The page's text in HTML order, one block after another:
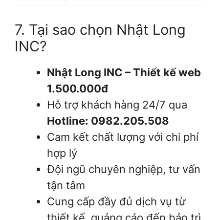
7. Tại sao chọn Nhật Long
INC?
Nhật Long INC – Thiết kế web
1.500.000đ
Hỗ trợ khách hàng 24/7 qua
Hotline: 0982.205.508
Cam kết chất lượng với chi phí
hợp lý
Đội ngũ chuyên nghiệp, tư vấn
tận tâm
Cung cấp đầy đủ dịch vụ từ